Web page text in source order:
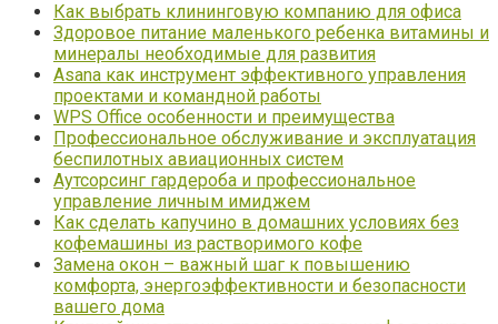
Как выбрать клининговую компанию для офиса
Здоровое питание маленького ребенка витамины и
минералы необходимые для развития
Asana как инструмент эффективного управления
проектами и командной работы
WPS Office особенности и преимущества
Профессиональное обслуживание и эксплуатация
беспилотных авиационных систем
Аутсорсинг гардероба и профессиональное
управление личным имиджем
Как сделать капучино в домашних условиях без
кофемашины из растворимого кофе
Замена окон – важный шаг к повышению
комфорта, энергоэффективности и безопасности
вашего дома